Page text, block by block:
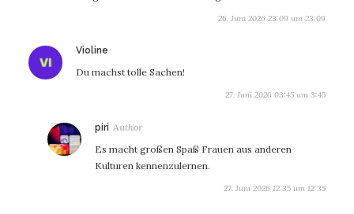
26. Juni 2026 23:09 um 23:09
Violine
Du machst tolle Sachen!
27. Juni 2026 03:45 um 3:45
piri sagt:
Es macht großen Spaß Frauen aus anderen
Kulturen kennenzulernen.
27. Juni 2026 12:35 um 12:35